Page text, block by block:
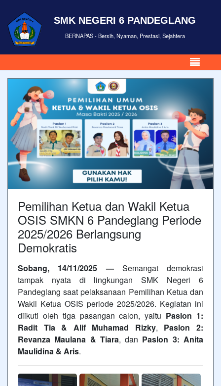
SMK NEGERI 6 PANDEGLANG
BERNAPAS - Bersih, Nyaman, Prestasi, Sejahtera
Pemilihan Ketua dan Wakil Ketua
OSIS SMKN 6 Pandeglang Periode
2025/2026 Berlangsung
Demokratis
Sobang, 14/11/2025 —Semangat demokrasi
tampak nyata di lingkungan SMK Negeri 6
Pandeglang saat pelaksanaan Pemilihan Ketua dan
Wakil Ketua OSIS periode 2025/2026. Kegiatan ini
diikuti oleh tiga pasangan calon, yaitu Paslon 1:
Radit Tia & Alif Muhamad Rizky, Paslon 2:
Revanza Maulana & Tiara, dan Paslon 3: Anita
Maulidina & Aris.